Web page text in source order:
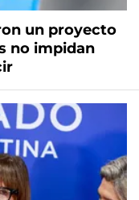
un proyecto
no impidan